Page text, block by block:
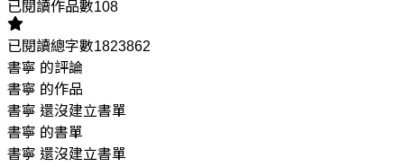
已閱讀作品數108
已閱讀總字數1823862
書寧 的評論
書寧 的作品
書寧 還沒建立書單
書寧 的書單
書寧 還沒建立書單